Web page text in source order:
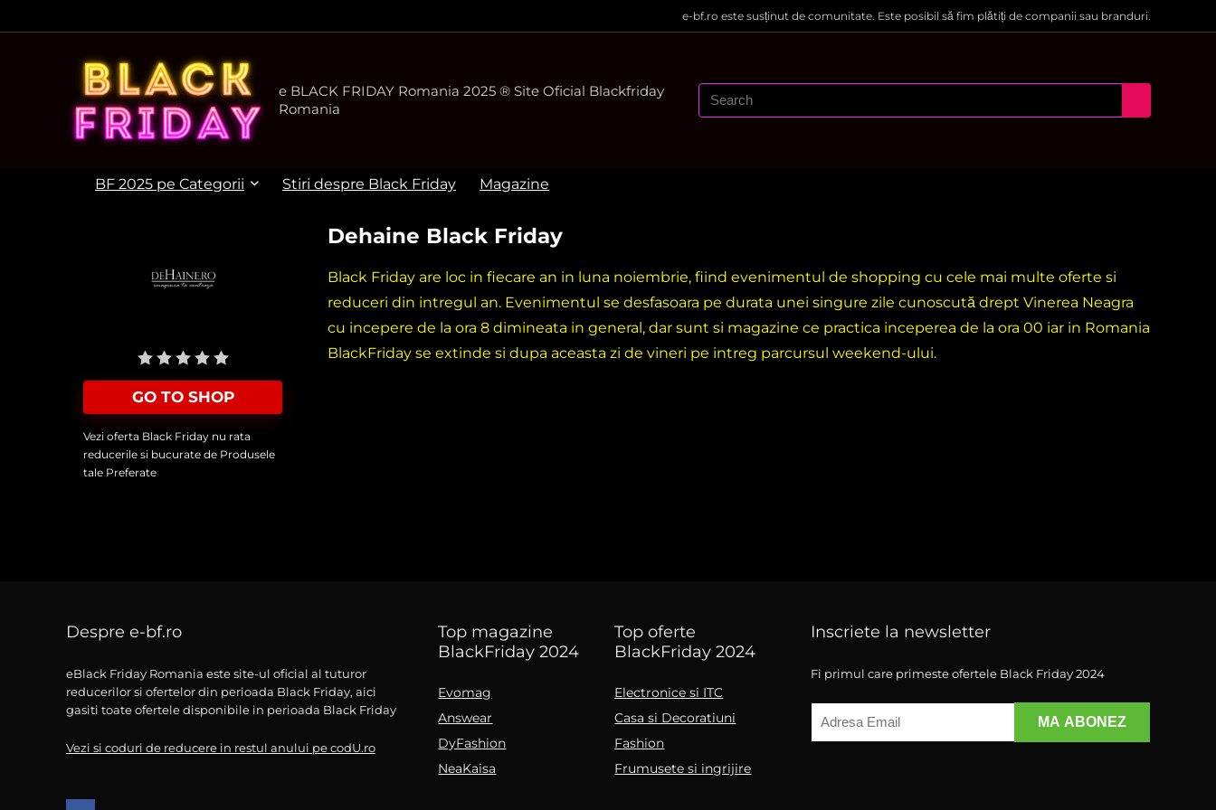
e-bf.ro este susținut de comunitate. Este posibil să fim plătiți de companii sau branduri.
e BLACK FRIDAY Romania 2025 ® Site Oficial Blackfriday
Romania
BF 2025 pe Categorii Stiri despre Black Friday Magazine
Dehaine Black Friday
GO TO SHOP
Vezi oferta Black Friday nu rata
reducerile si bucurate de Produsele
tale Preferate
Black Friday are loc in fiecare an in luna noiembrie, fiind evenimentul de shopping cu cele mai multe oferte si
reduceri din intregul an. Evenimentul se desfasoara pe durata unei singure zile cunoscută drept Vinerea Neagra
cu incepere de la ora 8 dimineata in general, dar sunt si magazine ce practica inceperea de la ora 00 iar in Romania
BlackFriday se extinde si dupa aceasta zi de vineri pe intreg parcursul weekend-ului.
Despre e-bf.ro
eBlack Friday Romania este site-ul oficial al tuturor
reducerilor si ofertelor din perioada Black Friday, aici
gasiti toate ofertele disponibile in perioada Black Friday
Vezi si coduri de reducere in restul anului pe codU.ro
Top magazine
BlackFriday 2024
Evomag
Answear
DyFashion
NeaKaisa
Top oferte
BlackFriday 2024
Electronice si ITC
Casa si Decoratiuni
Fashion
Frumusete si ingrijire
Inscriete la newsletter
Fi primul care primeste ofertele Black Friday 2024